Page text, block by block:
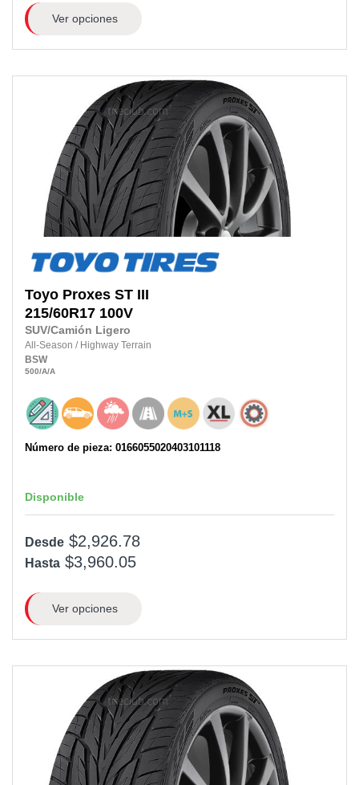
Ver opciones
Toyo Proxes ST III
215/60R17 100V
SUV/Camión Ligero
All-Season / Highway Terrain
BSW
500/A/A
Número de pieza: 0166055020403101118
Disponible
Desde $2,926.78
Hasta $3,960.05
Ver opciones